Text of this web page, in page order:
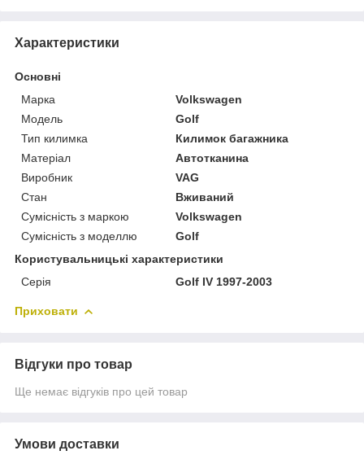
Характеристики
Основні
Марка
Volkswagen
Модель
Golf
Тип килимка
Килимок багажника
Матеріал
Автотканина
Виробник
VAG
Стан
Вживаний
Сумісність з маркою
Volkswagen
Сумісність з моделлю
Golf
Користувальницькі характеристики
Серія
Golf IV 1997-2003
Приховати
Відгуки про товар
Ще немає відгуків про цей товар
Умови доставки